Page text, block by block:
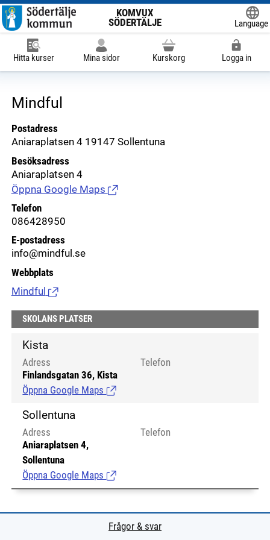
KOMVUX
SÖDERTÄLJE
Language
Hitta kurser Mina sidor Kurskorg Logga in
Mindful
Postadress
Aniaraplatsen 4 19147 Sollentuna
Besöksadress
Aniaraplatsen 4
Öppna Google Maps (Länk till extern sida.)
Telefon
086428950
E-postadress
info@mindful.se
Webbplats
Mindful (Länk till extern sida.)
SKOLANS PLATSER
Kista
Adress
Finlandsgatan 36, Kista
Öppna Google Maps (Länk till extern sida.)
Telefon
Sollentuna
Adress
Aniaraplatsen 4,
Sollentuna
Öppna Google Maps (Länk till extern sida.)
Telefon
Frågor & svar